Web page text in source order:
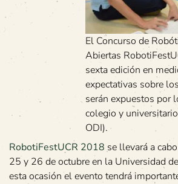
El Concurso de
Abiertas
sexta edición en
expectativas sobre
serán expuestos por
colegio y
ODI).
RobotiFestUCR 2018 se llevará a
25 y 26 de octubre en la Universidad
esta ocasión el evento tendrá